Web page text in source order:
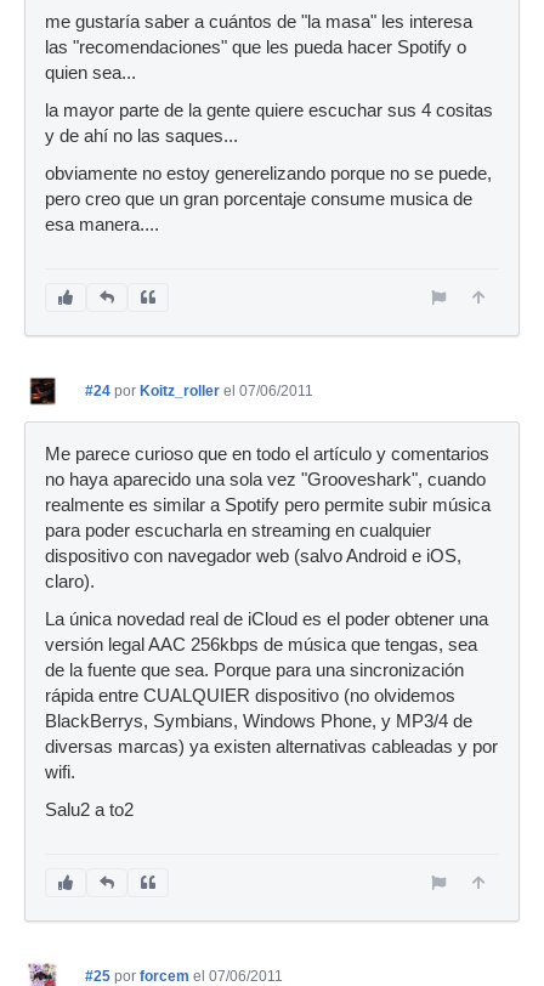
me gustaría saber a cuántos de "la masa" les interesa
las "recomendaciones" que les pueda hacer Spotify o
quien sea...
la mayor parte de la gente quiere escuchar sus 4 cositas
y de ahí no las saques...
obviamente no estoy generelizando porque no se puede,
pero creo que un gran porcentaje consume musica de
esa manera....
#24 por Koitz_roller el 07/06/2011
Me parece curioso que en todo el artículo y comentarios
no haya aparecido una sola vez "Grooveshark", cuando
realmente es similar a Spotify pero permite subir música
para poder escucharla en streaming en cualquier
dispositivo con navegador web (salvo Android e iOS,
claro).
La única novedad real de iCloud es el poder obtener una
versión legal AAC 256kbps de música que tengas, sea
de la fuente que sea. Porque para una sincronización
rápida entre CUALQUIER dispositivo (no olvidemos
BlackBerrys, Symbians, Windows Phone, y MP3/4 de
diversas marcas) ya existen alternativas cableadas y por
wifi.
Salu2 a to2
#25 por forcem el 07/06/2011